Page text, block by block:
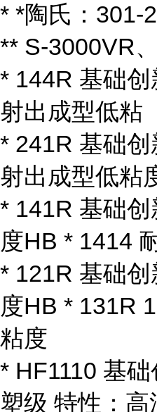
* *陶氏：301-
** S-3000VR
* 144R 基础
射出成型低粘
* 241R 基础
射出成型低粘
* 141R 基础
度HB * 1414
* 121R 基础
度HB * 131R
粘度
* HF1110 基
塑级 特性：